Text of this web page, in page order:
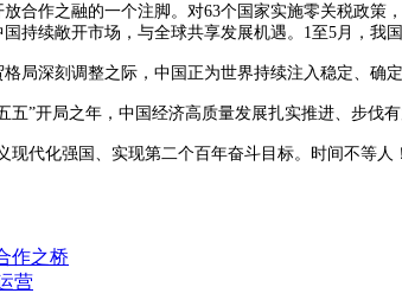
作之融的一个注脚。对63个国家实施零关税政策
续敞开市场，与全球共享发展机遇。1至5月，我
深刻调整之际，中国正为世界持续注入稳定、确定
”开局之年，中国经济高质量发展扎实推进、步伐有
化强国、实现第二个百年奋斗目标。时间不等人
作之桥
营